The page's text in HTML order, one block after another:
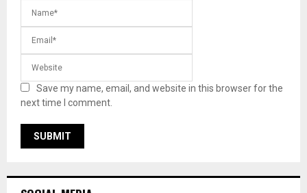
Save my name, email, and website in this browser for the
next time I comment.